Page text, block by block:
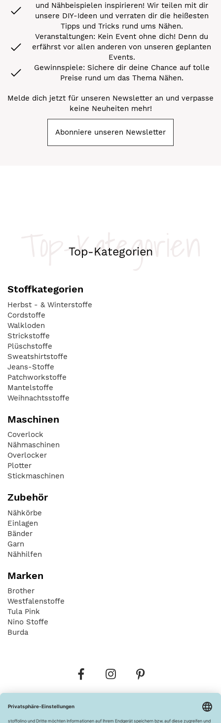
und Nähbeispielen inspirieren! Wir teilen mit dir
unsere DIY-Ideen und verraten dir die heißesten
Tipps und Tricks rund ums Nähen.
Veranstaltungen: Kein Event ohne dich! Denn du
erfährst vor allen anderen von unseren geplanten
Events.
Gewinnspiele: Sichere dir deine Chance auf tolle
Preise rund um das Thema Nähen.
Melde dich jetzt für unseren Newsletter an und verpasse
keine Neuheiten mehr!
Abonniere unseren Newsletter
Top-Kategorien
Top-Kategorien
Stoffkategorien
Herbst - & Winterstoffe
Cordstoffe
Walkloden
Strickstoffe
Plüschstoffe
Sweatshirtstoffe
Jeans-Stoffe
Patchworkstoffe
Mantelstoffe
Weihnachtsstoffe
Maschinen
Coverlock
Nähmaschinen
Overlocker
Plotter
Stickmaschinen
Zubehör
Nähkörbe
Einlagen
Bänder
Garn
Nähhilfen
Marken
Brother
Westfalenstoffe
Tula Pink
Nino Stoffe
Burda